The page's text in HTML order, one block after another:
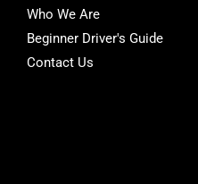
Who We Are
Beginner Driver's Guide
Contact Us